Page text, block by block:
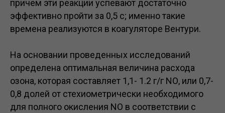
причем эти реакции успевают достаточно
эффективно пройти за 0,5 с; именно такие
времена реализуются в коагуляторе Вентури.
На основании проведенных исследований
определена оптимальная величина расхода
озона, которая составляет 1,1- 1.2 г/г NО, или 0,7-
0,8 долей от стехиометрически необходимого
для полного окисления NO в соответствии с